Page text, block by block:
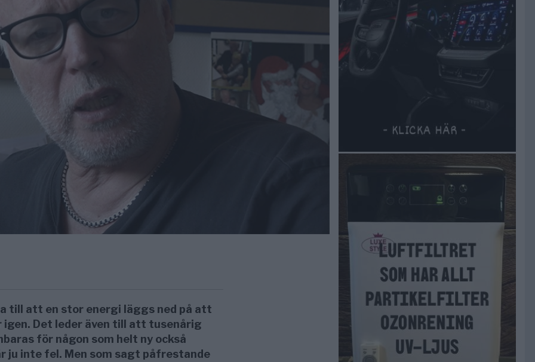
till att en stor energi läggs ned på att
Det leder även till att tusenårig
för någon som helt ny också
ju inte fel. Men som sagt påfrestande